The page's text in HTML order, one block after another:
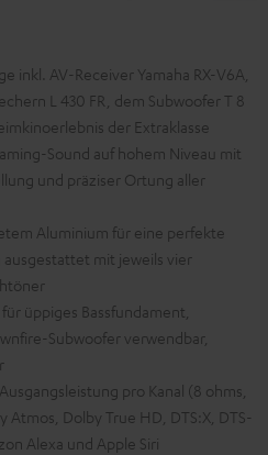
inkl. AV-Receiver Yamaha RX-V6A,
L 430 FR, dem Subwoofer T 8
der Extraklasse
Sound auf hohem Niveau mit
und präziser Ortung aller
Aluminium für eine perfekte
mit jeweils vier
üppiges Bassfundament,
Subwoofer verwendbar,
pro Kanal (8 ohms,
Dolby True HD, DTS:X, DTS-
Alexa und Apple Siri